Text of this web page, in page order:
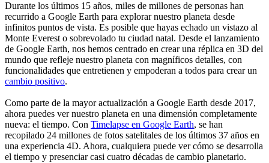
Durante los últimos 15 años, miles de millones de personas han
recurrido a Google Earth para explorar nuestro planeta desde
infinitos puntos de vista. Es posible que hayas echado un vistazo al
Monte Everest o sobrevolado tu ciudad natal. Desde el lanzamiento
de Google Earth, nos hemos centrado en crear una réplica en 3D del
mundo que refleje nuestro planeta con magníficos detalles, con
funcionalidades que entretienen y empoderan a todos para crear un
cambio positivo.
Como parte de la mayor actualización a Google Earth desde 2017,
ahora puedes ver nuestro planeta en una dimensión completamente
nueva: el tiempo. Con Timelapse en Google Earth, se han
recopilado 24 millones de fotos satelitales de los últimos 37 años en
una experiencia 4D. Ahora, cualquiera puede ver cómo se desarrolla
el tiempo y presenciar casi cuatro décadas de cambio planetario.